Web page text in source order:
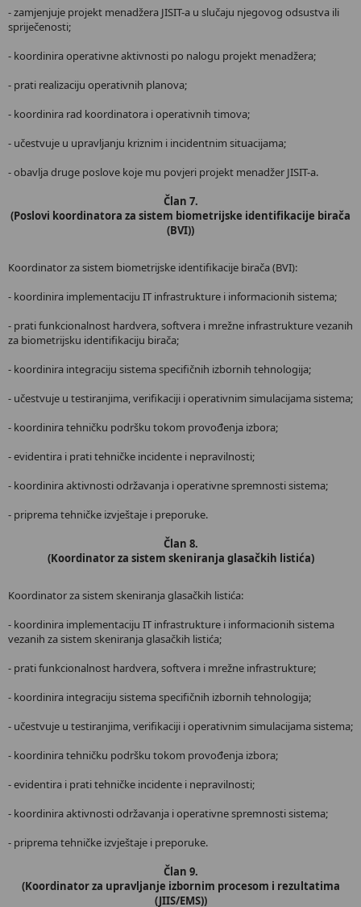
- zamjenjuje projekt menadžera JISIT-a u slučaju njegovog odsustva ili
spriječenosti;
- koordinira operativne aktivnosti po nalogu projekt menadžera;
- prati realizaciju operativnih planova;
- koordinira rad koordinatora i operativnih timova;
- učestvuje u upravljanju kriznim i incidentnim situacijama;
- obavlja druge poslove koje mu povjeri projekt menadžer JISIT-a.
Član 7.
(Poslovi koordinatora za sistem biometrijske identifikacije birača
(BVI))
Koordinator za sistem biometrijske identifikacije birača (BVI):
- koordinira implementaciju IT infrastrukture i informacionih sistema;
- prati funkcionalnost hardvera, softvera i mrežne infrastrukture vezanih
za biometrijsku identifikaciju birača;
- koordinira integraciju sistema specifičnih izbornih tehnologija;
- učestvuje u testiranjima, verifikaciji i operativnim simulacijama sistema;
- koordinira tehničku podršku tokom provođenja izbora;
- evidentira i prati tehničke incidente i nepravilnosti;
- koordinira aktivnosti održavanja i operativne spremnosti sistema;
- priprema tehničke izvještaje i preporuke.
Član 8.
(Koordinator za sistem skeniranja glasačkih listića)
Koordinator za sistem skeniranja glasačkih listića:
- koordinira implementaciju IT infrastrukture i informacionih sistema
vezanih za sistem skeniranja glasačkih listića;
- prati funkcionalnost hardvera, softvera i mrežne infrastrukture;
- koordinira integraciju sistema specifičnih izbornih tehnologija;
- učestvuje u testiranjima, verifikaciji i operativnim simulacijama sistema;
- koordinira tehničku podršku tokom provođenja izbora;
- evidentira i prati tehničke incidente i nepravilnosti;
- koordinira aktivnosti održavanja i operativne spremnosti sistema;
- priprema tehničke izvještaje i preporuke.
Član 9.
(Koordinator za upravljanje izbornim procesom i rezultatima
(JIIS/EMS))